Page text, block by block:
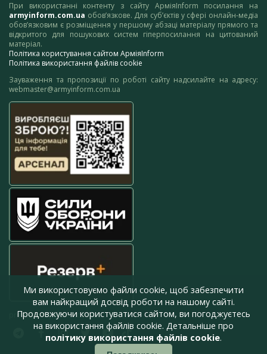
При використанні контенту з сайту АрміяInform посилання на
armyinform.com.ua обов’язкове. Для суб’єктів у сфері онлайн-медіа
обов’язковим є розміщення у першому абзаці матеріалу прямого та
відкритого для пошукових систем гіперпосилання на цитований
матеріал.
Політика користування сайтом АрміяInform
Політика використання файлів cookie
Зауваження та пропозиції по роботі сайту надсилайте на адресу:
webmaster@armyinform.com.ua
press@armyinform.com.ua
Ми використовуємо файли cookie, щоб забезпечити
вам найкращий досвід роботи на нашому сайті.
Продовжуючи користуватися сайтом, ви погоджуєтесь
на використання файлів cookie. Детальніше про
політику використання файлів cookie.